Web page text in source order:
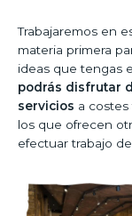
Trabajaremos en
materia primera
ideas que tengas
podrás disfrutar
servicios a
los que ofrecen
efectuar trabajo